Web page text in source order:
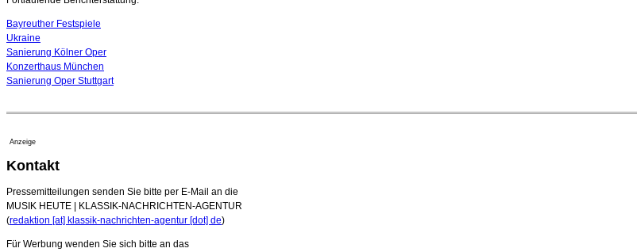
Bayreuther Festspiele
Ukraine
Sanierung Kölner Oper
Konzerthaus München
Sanierung Oper Stuttgart
Anzeige
Kontakt
Pressemitteilungen senden Sie bitte per E-Mail an die
MUSIK HEUTE | KLASSIK-NACHRICHTEN-AGENTUR
(redaktion [at] klassik-nachrichten-agentur [dot] de)
Für Werbung wenden Sie sich bitte an das